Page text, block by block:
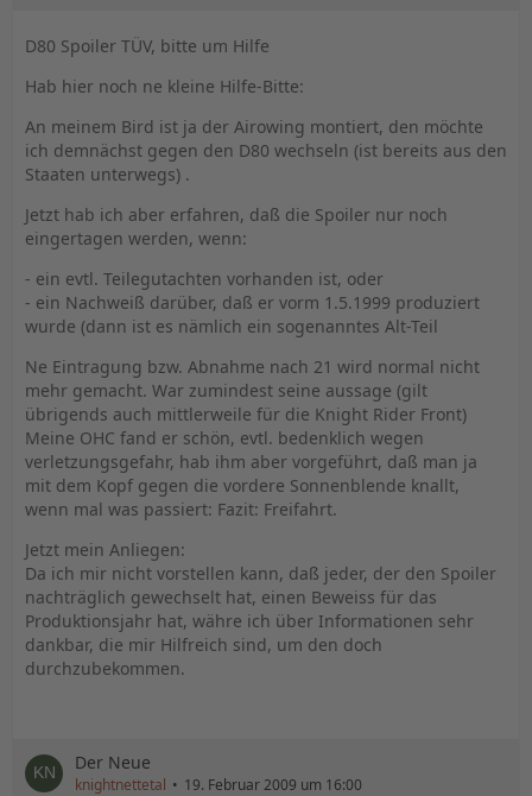
D80 Spoiler TÜV, bitte um Hilfe
Hab hier noch ne kleine Hilfe-Bitte:
An meinem Bird ist ja der Airowing montiert, den möchte
ich demnächst gegen den D80 wechseln (ist bereits aus den
Staaten unterwegs) .
Jetzt hab ich aber erfahren, daß die Spoiler nur noch
eingertagen werden, wenn:
- ein evtl. Teilegutachten vorhanden ist, oder
- ein Nachweiß darüber, daß er vorm 1.5.1999 produziert
wurde (dann ist es nämlich ein sogenanntes Alt-Teil
Ne Eintragung bzw. Abnahme nach 21 wird normal nicht
mehr gemacht. War zumindest seine aussage (gilt
übrigends auch mittlerweile für die Knight Rider Front)
Meine OHC fand er schön, evtl. bedenklich wegen
verletzungsgefahr, hab ihm aber vorgeführt, daß man ja
mit dem Kopf gegen die vordere Sonnenblende knallt,
wenn mal was passiert: Fazit: Freifahrt.
Jetzt mein Anliegen:
Da ich mir nicht vorstellen kann, daß jeder, der den Spoiler
nachträglich gewechselt hat, einen Beweiss für das
Produktionsjahr hat, währe ich über Informationen sehr
dankbar, die mir Hilfreich sind, um den doch
durchzubekommen.
Der Neue
knightnettetal 19. Februar 2009 um 16:00